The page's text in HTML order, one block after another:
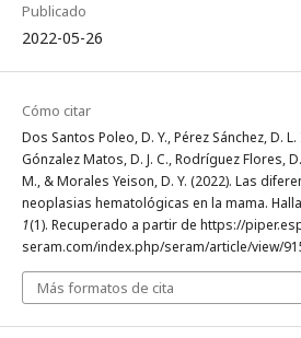
Publicado
2022-05-26
Cómo citar
Dos Santos Poleo, D. Y., Pérez Sánchez, D.
Gónzalez Matos, D. J. C., Rodríguez Flores,
M., & Morales Yeison, D. Y. (2022). Las
neoplasias hematológicas en la mama.
1(1). Recuperado a partir de https://
seram.com/index.php/seram/article/view/
Más formatos de cita